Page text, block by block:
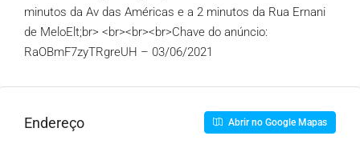
minutos da Av das Américas e a 2 minutos da Rua Ernani
de MeloElt;br> <br><br><br>Chave do anúncio:
RaOBmF7zyTRgreUH – 03/06/2021
Endereço Abrir no Google Mapas